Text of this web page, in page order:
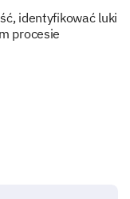
identyfikować luki
procesie